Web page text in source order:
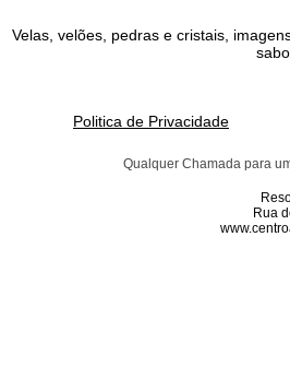
Velas, velões, pedras e cristais,
Politica de Privacidade
Qualquer Chamada para
Rua